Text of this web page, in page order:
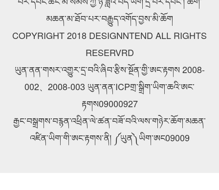
མཆན་མ་ཐོབ་པར་བརྒྱུད་འགོད་བྱས་མི་ཆོག
COPYRIGHT 2018 DESIGNNTEND ALL RIGHTS
RESERVRD
ཡུན་ནན་གསར་འགྱུར་དྲ་བའི་ཞིབ་རྩིས་སྔོན་གྱི་ཨང་རྟགས 2008-
002、2008-003 ཡུན་ནན་ICPགྲ་སྒྲིག་ཡིག་ཆའི་ཨང་
རྟགས09000927
རྒྱང་བསྒྲགས་བརྙན་འཕྲིན་ལེ་ཚན་བཟོ་བའི་ལས་གཉེར་ཆོག་མཆན་
འཛིན་ཡིག་གི་ཨང་རྟགས་ནི། ༼ཡུན༽ཡིག་ཨང09009